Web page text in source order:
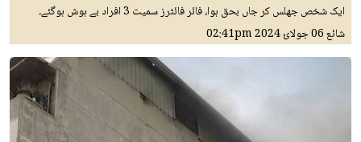
ایک شخص جھلس کر جاں بحق ہوا، فائر فائٹرز سمیت 3 افراد بے ہوش ہوگئے۔
شائع06 جولائ 2024 02:41pm